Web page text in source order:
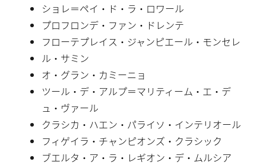
ショレ＝ペイ・ド・ラ・ロワール
プロフロンデ・ファン・ドレンテ
フローテプレイス・ジャンピエール・モンセレ
ル・サミン
オ・グラン・カミーニョ
ツール・デ・アルプ＝マリティーム・エ・デ
ュ・ヴァール
クラシカ・ハエン・パライソ・インテリオール
フィゲイラ・チャンピオンズ・クラシック
ブエルタ・ア・ラ・レギオン・デ・ムルシア